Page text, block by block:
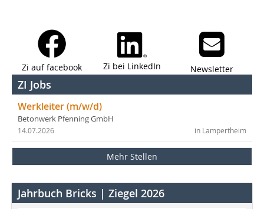
Zi auf facebook Zi bei LinkedIn Newsletter
ZI Jobs
Werkleiter (m/w/d)
Betonwerk Pfenning GmbH
in Lampertheim
14.07.2026
Mehr Stellen
Jahrbuch Bricks | Ziegel 2026